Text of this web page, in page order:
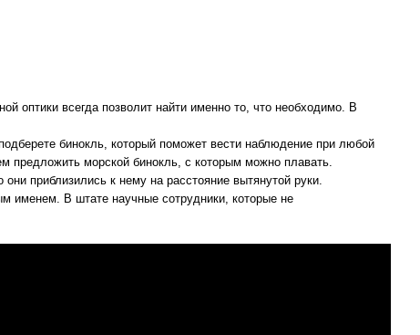
оптики всегда позволит найти именно то, что необходимо. В
бинокль, который поможет вести наблюдение при любой
предложить морской бинокль, с которым можно плавать.
приблизились к нему на расстояние вытянутой руки.
именем. В штате научные сотрудники, которые не